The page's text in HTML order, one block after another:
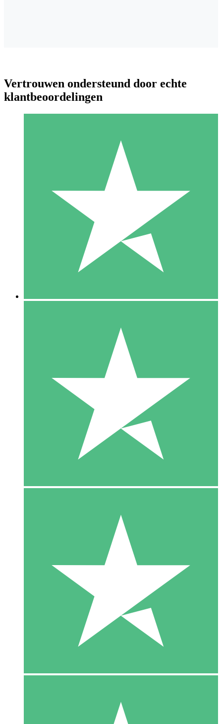
Individuele Creditpakketten
Betaal per gebruik met downloadtegoeden. Geen maandelijkse
1000
10 Downloaden
20 00
Vertrouwen ondersteund door echte
klantbeoordelingen